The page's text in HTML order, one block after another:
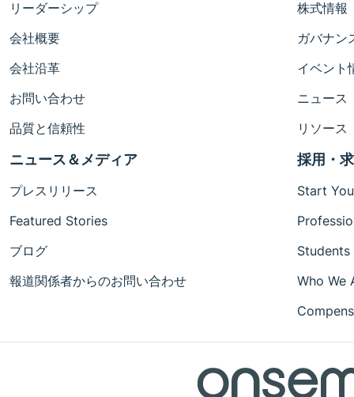
リーダーシップ
会社概要
会社沿革
お問い合わせ
品質と信頼性
株式情報
ガバナン
イベント
ニュース
リソース
ニュース＆メディア
プレスリリース
Featured Stories
ブログ
報道関係者からのお問い合わせ
採用・
Start
Students
Who We